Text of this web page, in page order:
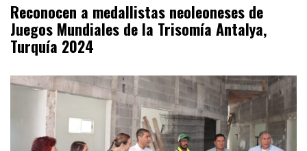
Reconocen a medallistas neoleoneses de
Juegos Mundiales de la Trisomía Antalya,
Turquía 2024